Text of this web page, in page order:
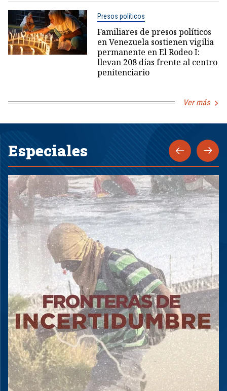
Presos políticos
Familiares de presos políticos
en Venezuela sostienen vigilia
permanente en El Rodeo I:
llevan 208 días frente al centro
penitenciario
Ver más
Especiales